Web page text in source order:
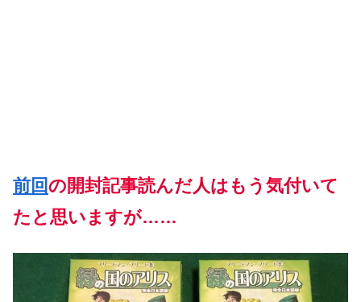
前回の開封記事読んだ人はもう気付いて
たと思いますが……